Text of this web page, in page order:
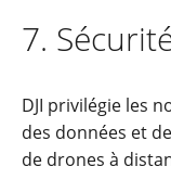
7.
DJI privilégie les
des données et
de drones à